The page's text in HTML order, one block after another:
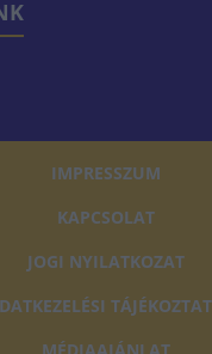
IMPRESSZUM
KAPCSOLAT
JOGI NYILATKOZAT